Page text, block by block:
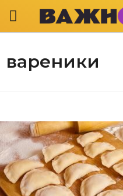
вареники